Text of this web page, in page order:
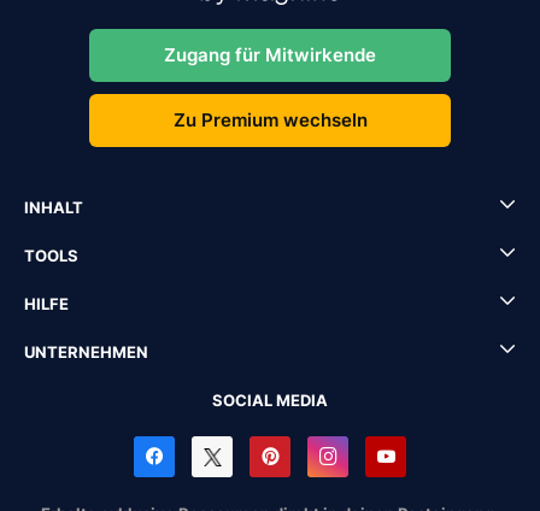
Zugang für Mitwirkende
Zu Premium wechseln
INHALT
TOOLS
HILFE
UNTERNEHMEN
SOCIAL MEDIA